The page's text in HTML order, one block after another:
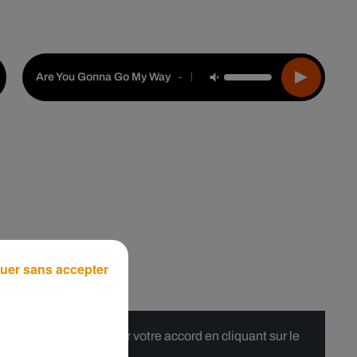
Are You Gonna Go My Way - Lenny Kravitz
de nous donner votre accord en cliquant sur le
sans accepter